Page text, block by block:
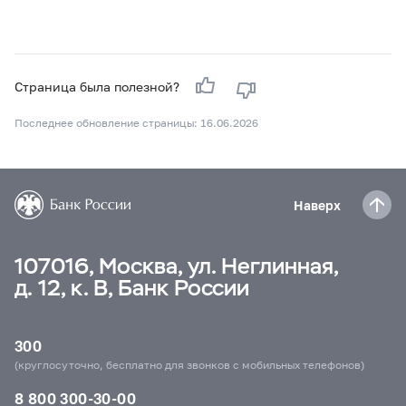
Страница была полезной?
Последнее обновление страницы: 16.06.2026
Наверх
107016, Москва, ул. Неглинная,
д. 12, к. В, Банк России
300
(круглосуточно, бесплатно для звонков с мобильных телефонов)
8 800 300-30-00